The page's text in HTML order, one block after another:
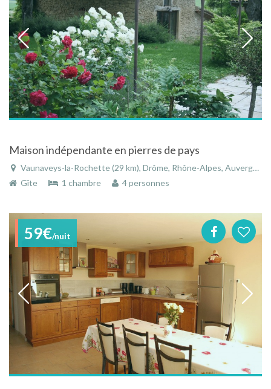
Maison indépendante en pierres de pays
Vaunaveys-la-Rochette (29 km), Drôme, Rhône-Alpes, Auvergne-Rhône-Alpes, France
Gîte
1 chambre 4 personnes
59€/nuit